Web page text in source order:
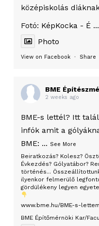
középiskolás
Fotó: KépKocka - É ...
Photo
View on Facebook · Share
BME
2 weeks ago
BME-s lettél? Itt
infók amit a
BME:
Beiratkozás? Kolesz?
Évkezdés? Gólyatábor?
történés...
ilyenkor felmerülő
gördülékeny legyen
www.bme.hu/BME-s-
BME Építőmérnöki Kar/
... See More